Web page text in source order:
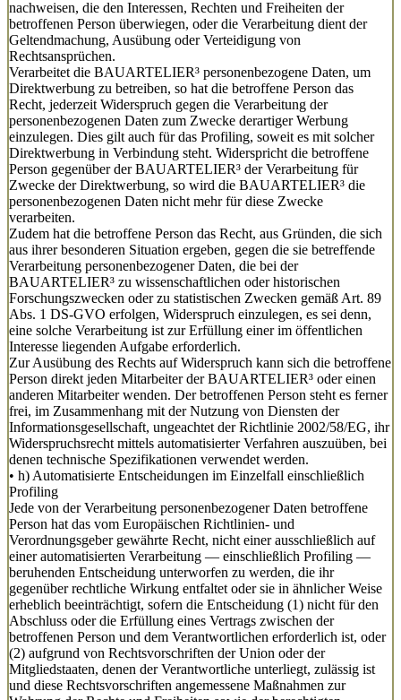
nachweisen, die den Interessen, Rechten und Freiheiten der
betroffenen Person überwiegen, oder die Verarbeitung dient der
Geltendmachung, Ausübung oder Verteidigung von
Rechtsansprüchen.
Verarbeitet die BAUARTELIER³ personenbezogene Daten, um
Direktwerbung zu betreiben, so hat die betroffene Person das
Recht, jederzeit Widerspruch gegen die Verarbeitung der
personenbezogenen Daten zum Zwecke derartiger Werbung
einzulegen. Dies gilt auch für das Profiling, soweit es mit solcher
Direktwerbung in Verbindung steht. Widerspricht die betroffene
Person gegenüber der BAUARTELIER³ der Verarbeitung für
Zwecke der Direktwerbung, so wird die BAUARTELIER³ die
personenbezogenen Daten nicht mehr für diese Zwecke
verarbeiten.
Zudem hat die betroffene Person das Recht, aus Gründen, die sich
aus ihrer besonderen Situation ergeben, gegen die sie betreffende
Verarbeitung personenbezogener Daten, die bei der
BAUARTELIER³ zu wissenschaftlichen oder historischen
Forschungszwecken oder zu statistischen Zwecken gemäß Art. 89
Abs. 1 DS-GVO erfolgen, Widerspruch einzulegen, es sei denn,
eine solche Verarbeitung ist zur Erfüllung einer im öffentlichen
Interesse liegenden Aufgabe erforderlich.
Zur Ausübung des Rechts auf Widerspruch kann sich die betroffene
Person direkt jeden Mitarbeiter der BAUARTELIER³ oder einen
anderen Mitarbeiter wenden. Der betroffenen Person steht es ferner
frei, im Zusammenhang mit der Nutzung von Diensten der
Informationsgesellschaft, ungeachtet der Richtlinie 2002/58/EG, ihr
Widerspruchsrecht mittels automatisierter Verfahren auszuüben, bei
denen technische Spezifikationen verwendet werden.
• h) Automatisierte Entscheidungen im Einzelfall einschließlich
Profiling
Jede von der Verarbeitung personenbezogener Daten betroffene
Person hat das vom Europäischen Richtlinien- und
Verordnungsgeber gewährte Recht, nicht einer ausschließlich auf
einer automatisierten Verarbeitung — einschließlich Profiling —
beruhenden Entscheidung unterworfen zu werden, die ihr
gegenüber rechtliche Wirkung entfaltet oder sie in ähnlicher Weise
erheblich beeinträchtigt, sofern die Entscheidung (1) nicht für den
Abschluss oder die Erfüllung eines Vertrags zwischen der
betroffenen Person und dem Verantwortlichen erforderlich ist, oder
(2) aufgrund von Rechtsvorschriften der Union oder der
Mitgliedstaaten, denen der Verantwortliche unterliegt, zulässig ist
und diese Rechtsvorschriften angemessene Maßnahmen zur